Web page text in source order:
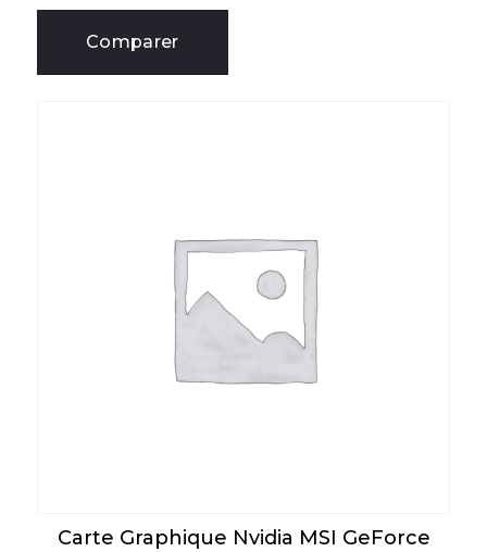
Comparer
Carte Graphique Nvidia MSI GeForce